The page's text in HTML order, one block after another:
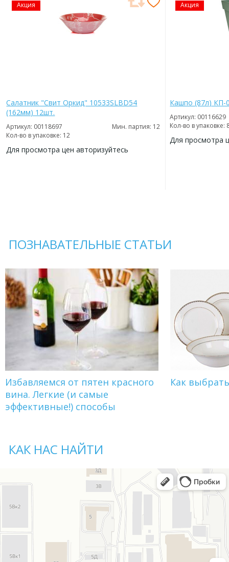
Акция
Салатник "Свит Оркид" 10533SLBD54
(162мм) 12шт.
Артикул: 00118697
Мин. партия: 12
Кол-во в упаковке: 12
Для просмотра цен авторизуйтесь
Акция
Кашпо (87л) КП-
Артикул: 00116629
Кол-во в упаковке:
Для просмотра
ПОЗНАВАТЕЛЬНЫЕ СТАТЬИ
Избавляемся от пятен красного
вина. Легкие (и самые
эффективные!) способы
Как
КАК НАС НАЙТИ